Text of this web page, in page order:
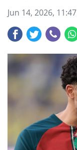
Jun 14, 2026,